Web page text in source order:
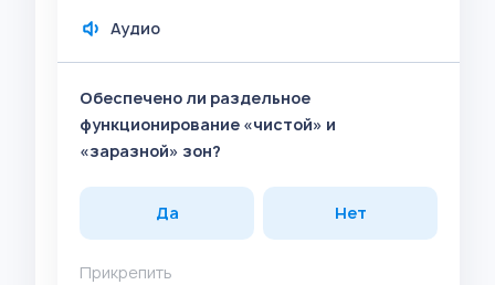
Аудио
Обеспечено ли раздельное
функционирование «чистой» и
«заразной» зон?
Да Нет
Прикрепить